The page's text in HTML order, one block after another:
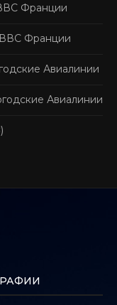
Франции
ВВС Франции
Авиалинии
Авиалинии